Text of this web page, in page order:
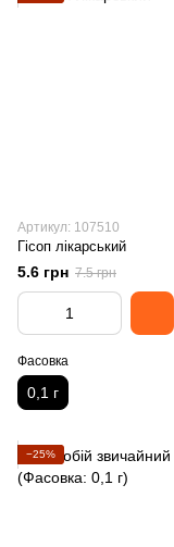
Артикул: 107510
Гісоп лікарський
5.6 грн 7.5 грн
Фасовка
0,1 г
−25%